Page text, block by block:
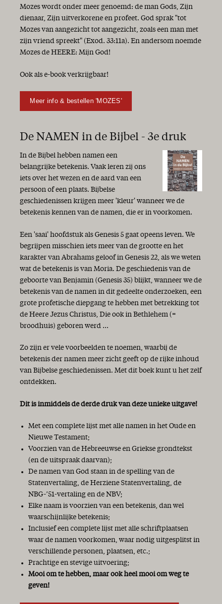
Mozes wordt onder meer genoemd: de man Gods, Zijn
dienaar, Zijn uitverkorene en profeet. God sprak "tot
Mozes van aangezicht tot aangezicht, zoals een man met
zijn vriend spreekt" (Exod. 33:11a). En andersom noemde
Mozes de HEERE: Mijn God!
Ook als e-book verkrijgbaar!
Meer info & bestellen 'MOZES'
De NAMEN in de Bijbel - 3e druk
In de Bijbel hebben namen een
belangrijke betekenis. Vaak leren zij ons
iets over het wezen en de aard van een
persoon of een plaats. Bijbelse
geschiedenissen krijgen meer 'kleur' wanneer we de
betekenis kennen van de namen, die er in voorkomen.
Een 'saai' hoofdstuk als Genesis 5 gaat opeens leven. We
begrijpen misschien iets meer van de grootte en het
karakter van Abrahams geloof in Genesis 22, als we weten
wat de betekenis is van Moria. De geschiedenis van de
geboorte van Benjamin (Genesis 35) blijkt, wanneer we de
betekenis van de namen in dit gedeelte onderzoeken, een
grote profetische diepgang te hebben met betrekking tot
de Heere Jezus Christus, Die ook in Bethlehem (=
broodhuis) geboren werd ...
Zo zijn er vele voorbeelden te noemen, waarbij de
betekenis der namen meer zicht geeft op de rijke inhoud
van Bijbelse geschiedenissen. Met dit boek kunt u het zelf
ontdekken.
Dit is inmiddels de derde druk van deze unieke uitgave!
Met een complete lijst met alle namen in het Oude en
Nieuwe Testament;
Voorzien van de Hebreeuwse en Griekse grondtekst
(en de uitspraak daarvan);
De namen van God staan in de spelling van de
Statenvertaling, de Herziene Statenvertaling, de
NBG-’51-vertaling en de NBV;
Elke naam is voorzien van een betekenis, dan wel
waarschijnlijke betekenis;
Inclusief een complete lijst met alle schriftplaatsen
waar de namen voorkomen, waar nodig uitgesplitst in
verschillende personen, plaatsen, etc.;
Prachtige en stevige uitvoering;
Mooi om te hebben, maar ook heel mooi om weg te
geven!